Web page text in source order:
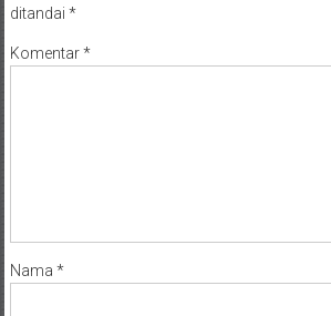
ditandai *
Komentar*
Nama *